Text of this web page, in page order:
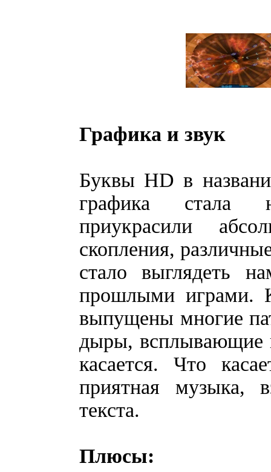
Графика и звук
Буквы HD в
графика стала
приукрасили
скопления,
стало выглядеть
прошлыми играми.
выпущены многие
дыры, всплывающие
касается. Что
приятная музыка,
текста.
Плюсы: